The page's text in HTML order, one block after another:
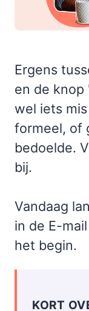
Ergens
en de
wel iets
formeel, of
bedoelde.
bij.
Vandaag
in de E-
het begin.
KORT